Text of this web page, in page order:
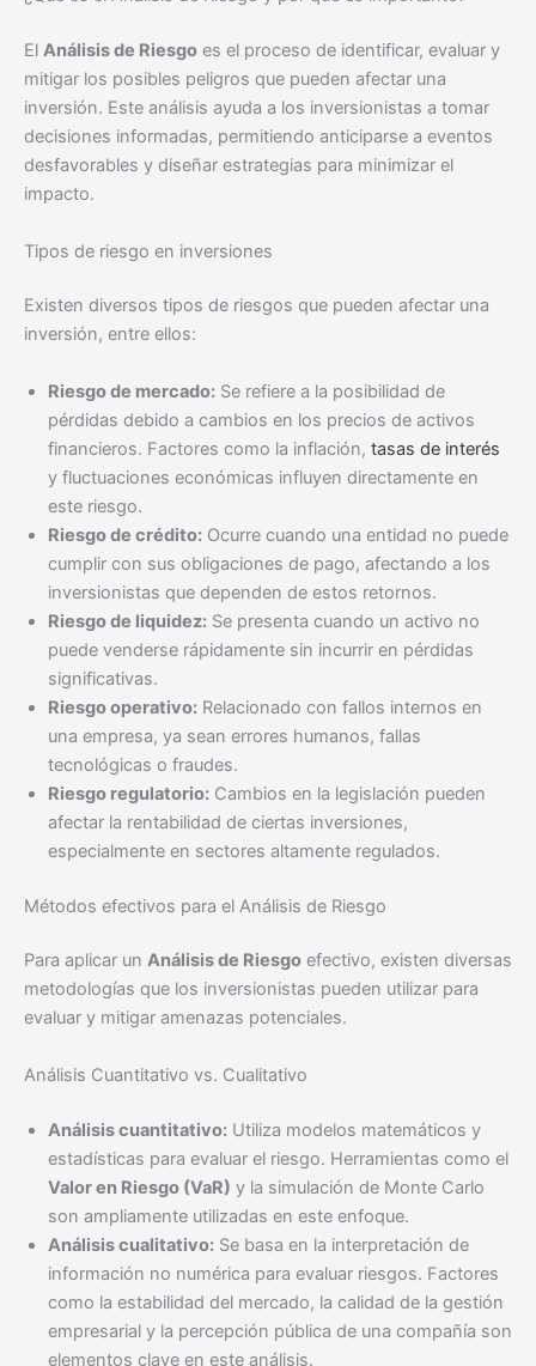
El Análisis de Riesgo es el proceso de identificar, evaluar y
mitigar los posibles peligros que pueden afectar una
inversión. Este análisis ayuda a los inversionistas a tomar
decisiones informadas, permitiendo anticiparse a eventos
desfavorables y diseñar estrategias para minimizar el
impacto.
Tipos de riesgo en inversiones
Existen diversos tipos de riesgos que pueden afectar una
inversión, entre ellos:
Riesgo de mercado: Se refiere a la posibilidad de
pérdidas debido a cambios en los precios de activos
financieros. Factores como la inflación, tasas de interés
y fluctuaciones económicas influyen directamente en
este riesgo.
Riesgo de crédito: Ocurre cuando una entidad no puede
cumplir con sus obligaciones de pago, afectando a los
inversionistas que dependen de estos retornos.
Riesgo de liquidez: Se presenta cuando un activo no
puede venderse rápidamente sin incurrir en pérdidas
significativas.
Riesgo operativo: Relacionado con fallos internos en
una empresa, ya sean errores humanos, fallas
tecnológicas o fraudes.
Riesgo regulatorio: Cambios en la legislación pueden
afectar la rentabilidad de ciertas inversiones,
especialmente en sectores altamente regulados.
Métodos efectivos para el Análisis de Riesgo
Para aplicar un Análisis de Riesgo efectivo, existen diversas
metodologías que los inversionistas pueden utilizar para
evaluar y mitigar amenazas potenciales.
Análisis Cuantitativo vs. Cualitativo
Análisis cuantitativo: Utiliza modelos matemáticos y
estadísticas para evaluar el riesgo. Herramientas como el
Valor en Riesgo (VaR) y la simulación de Monte Carlo
son ampliamente utilizadas en este enfoque.
Análisis cualitativo: Se basa en la interpretación de
información no numérica para evaluar riesgos. Factores
como la estabilidad del mercado, la calidad de la gestión
empresarial y la percepción pública de una compañía son
elementos clave en este análisis.